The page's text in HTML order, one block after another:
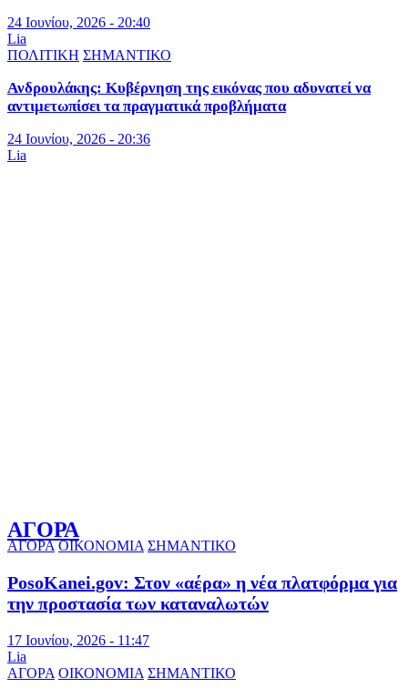
24 Ιουνίου, 2026 - 20:40
Lia
ΠΟΛΙΤΙΚΗ ΣΗΜΑΝΤΙΚΟ
Ανδρουλάκης: Κυβέρνηση της εικόνας που αδυνατεί να
αντιμετωπίσει τα πραγματικά προβλήματα
24 Ιουνίου, 2026 - 20:36
Lia
ΑΓΟΡΑ
ΑΓΟΡΑ ΟΙΚΟΝΟΜΙΑ ΣΗΜΑΝΤΙΚΟ
PosoKanei.gov: Στον «αέρα» η νέα πλατφόρμα για
την προστασία των καταναλωτών
17 Ιουνίου, 2026 - 11:47
Lia
ΑΓΟΡΑ ΟΙΚΟΝΟΜΙΑ ΣΗΜΑΝΤΙΚΟ